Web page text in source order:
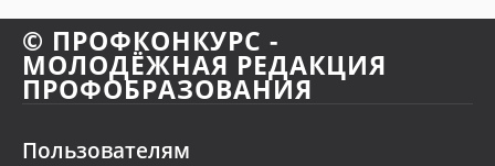
© ПРОФКОНКУРС -
МОЛОДЁЖНАЯ РЕДАКЦИЯ
ПРОФОБРАЗОВАНИЯ
Пользователям